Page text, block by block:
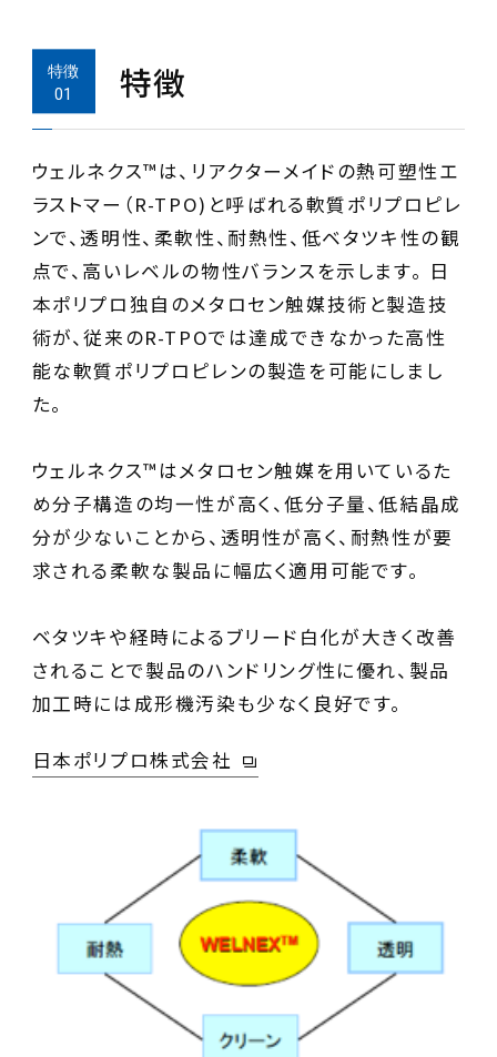
特徴
ウェルネクス™は、リアクターメイドの熱可塑性エ
ラストマー（R-TPO)と呼ばれる軟質ポリプロピレ
ンで、透明性、柔軟性、耐熱性、低ベタツキ性の観
点で、高いレベルの物性バランスを示します。 日
本ポリプロ独自のメタロセン触媒技術と製造技
術が、従来のR-TPOでは達成できなかった高性
能な軟質ポリプロピレンの製造を可能にしまし
た。
ウェルネクス™はメタロセン触媒を用いているた
め分子構造の均一性が高く、低分子量、低結晶成
分が少ないことから、透明性が高く、耐熱性が要
求される柔軟な製品に幅広く適用可能です。
ベタツキや経時によるブリード白化が大きく改善
されることで製品のハンドリング性に優れ、製品
日本ポリプロ株式会社